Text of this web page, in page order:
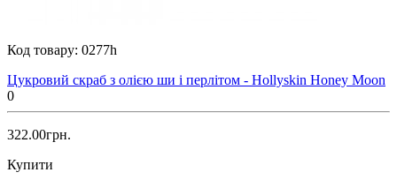
Код товару: 0277h
Цукровий скраб з олією ши і перлітом - Hollyskin Honey Moon
0
322.00грн.
Купити